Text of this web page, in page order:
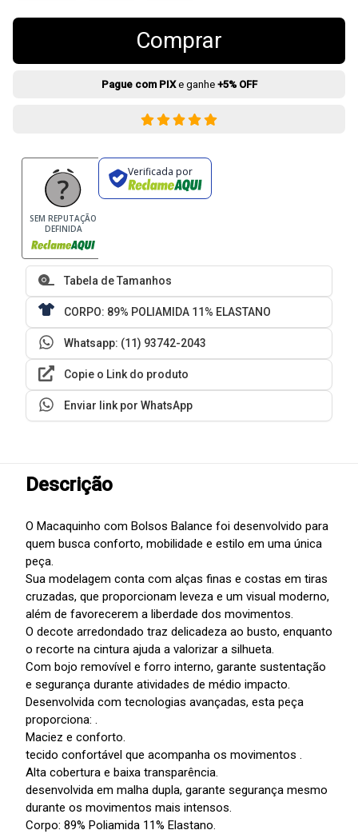
Comprar
Pague com PIXe ganhe +5% OFF
SEM REPUTAÇÃO
DEFINIDA
Verificada por
Tabela de Tamanhos
CORPO: 89% POLIAMIDA 11% ELASTANO
Whatsapp: (11) 93742-2043
Copie o Link do produto
Enviar link por WhatsApp
Descrição
O Macaquinho com Bolsos Balance foi desenvolvido para
quem busca conforto, mobilidade e estilo em uma única
peça.
Sua modelagem conta com alças finas e costas em tiras
cruzadas, que proporcionam leveza e um visual moderno,
além de favorecerem a liberdade dos movimentos.
O decote arredondado traz delicadeza ao busto, enquanto
o recorte na cintura ajuda a valorizar a silhueta.
Com bojo removível e forro interno, garante sustentação
e segurança durante atividades de médio impacto.
Desenvolvida com tecnologias avançadas, esta peça
proporciona: .
Maciez e conforto.
tecido confortável que acompanha os movimentos .
Alta cobertura e baixa transparência.
desenvolvida em malha dupla, garante segurança mesmo
durante os movimentos mais intensos.
Corpo: 89% Poliamida 11% Elastano.